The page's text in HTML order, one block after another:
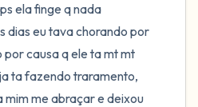
ela finge q nada
dias eu tava chorando por
por causa q ele ta mt mt
ta fazendo traramento,
mim me abraçar e deixou
yourself.
to end.